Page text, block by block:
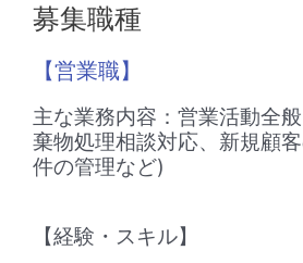
募集職種
【営業職】
主な業務内容：営業活動全
棄物処理相談対応、新規顧
件の管理など)
【経験・スキル】